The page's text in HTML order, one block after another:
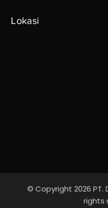
Lokasi
© Copyright 2026 PT.
rights